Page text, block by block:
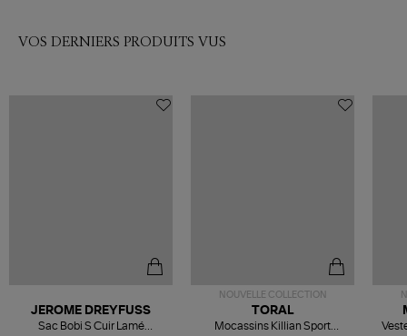
VOS DERNIERS PRODUITS VUS
JEROME DREYFUSS
Sac Bobi S Cuir Lamé
NOUVELLE COLLECTION
TORAL
Mocassins Killian Sport